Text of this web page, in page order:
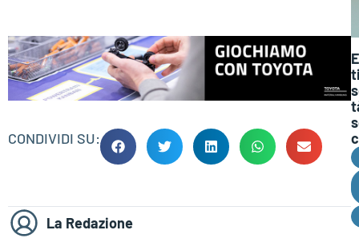
CONDIVIDI SU:
La Redazione